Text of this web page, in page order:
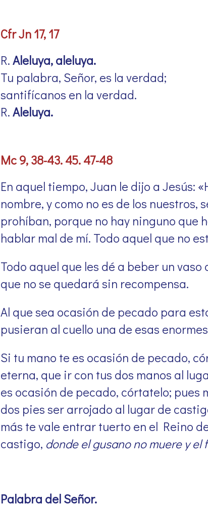
Cfr Jn 17, 17
R.Aleluya, aleluya.
Tu palabra, Señor, es la verdad;
santifícanos en la verdad.
R.Aleluya.
Mc 9, 38-43. 45. 47-48
En aquel tiempo, Juan le dijo a Jesús:
nombre, y como no es de los nuestros,
prohíban, porque no hay ninguno que
hablar mal de mí. Todo aquel que no
Todo aquel que les dé a beber un
que no se quedará sin recompensa.
Al que sea ocasión de pecado para
pusieran al cuello una de esas
Si tu mano te es ocasión de pecado,
eterna, que ir con tus dos manos al
es ocasión de pecado, córtatelo; pues
dos pies ser arrojado al lugar de
más te vale entrar tuerto en el Reino
castigo, donde el gusano no muere y el
Palabra del Señor.